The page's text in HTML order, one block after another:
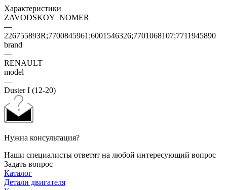
Характеристики
ZAVODSKOY_NOMER
—
226755893R;7700845961;6001546326;7701068107;7711945890
brand
—
RENAULT
model
—
Duster I (12-20)
Нужна консультация?
Наши специалисты ответят на любой интересующий вопрос
Задать вопрос
Каталог
Детали двигателя